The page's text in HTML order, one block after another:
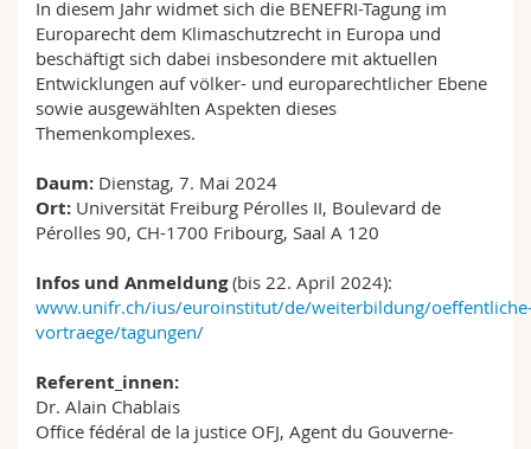
Math.-Nat. und Med. Fak.
Interfakultär
Mitarbeitende
Doktorierende
Webmail
Vorlesungsverzeichnis
MyUnifr
In diesem Jahr widmet sich die BENEFRI-Tagung im
Europarecht dem Klimaschutzrecht in Europa und
beschäftigt sich dabei insbesondere mit aktuellen
Entwicklungen auf völker- und europarechtlicher Ebene
sowie ausgewählten Aspekten dieses
Themenkomplexes.
Daum: Dienstag, 7. Mai 2024
Ort: Universität Freiburg Pérolles II, Boulevard de
Pérolles 90, CH-1700 Fribourg, Saal A 120
Infos und Anmeldung(bis 22. April 2024):
www.unifr.ch/ius/euroinstitut/de/weiterbildung/
vortraege/tagungen/
Referent_innen:
Dr. Alain Chablais
Office fédéral de la justice OFJ, Agent du Gouverne-